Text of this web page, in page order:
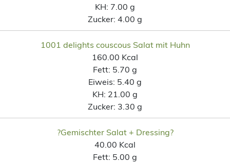
KH: 7.00 g
Zucker: 4.00 g
1001 delights couscous Salat mit Huhn
160.00 Kcal
Fett: 5.70 g
Eiweis: 5.40 g
KH: 21.00 g
Zucker: 3.30 g
?Gemischter Salat + Dressing?
40.00 Kcal
Fett: 5.00 g